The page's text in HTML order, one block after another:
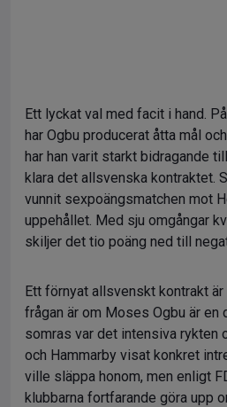
Ett lyckat val med facit i hand.
har Ogbu producerat åtta mål
har han varit starkt bidragande
klara det allsvenska kontraktet.
vunnit sexpoängsmatchen mot
uppehållet. Med sju omgångar
skiljer det tio poäng ned till
Ett förnyat allsvenskt kontrakt
frågan är om Moses Ogbu är en
somras var det intensiva rykten
och Hammarby visat konkret
ville släppa honom, men enligt
klubbarna fortfarande göra upp